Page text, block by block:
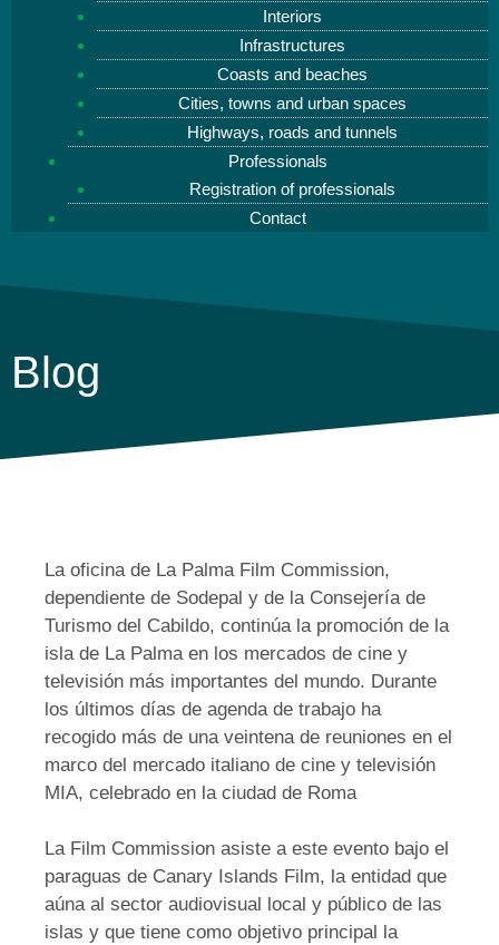
Interiors
Infrastructures
Coasts and beaches
Cities, towns and urban spaces
Highways, roads and tunnels
Professionals
Registration of professionals
Contact
Blog
La oficina de La Palma Film Commission,
dependiente de Sodepal y de la Consejería de
Turismo del Cabildo, continúa la promoción de la
isla de La Palma en los mercados de cine y
televisión más importantes del mundo. Durante
los últimos días de agenda de trabajo ha
recogido más de una veintena de reuniones en el
marco del mercado italiano de cine y televisión
MIA, celebrado en la ciudad de Roma
La Film Commission asiste a este evento bajo el
paraguas de Canary Islands Film, la entidad que
aúna al sector audiovisual local y público de las
islas y que tiene como objetivo principal la